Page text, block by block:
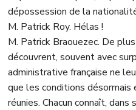
dépossession de la
M. Patrick Roy. Hélas !
M. Patrick Braouezec. De
découvrent, souvent avec
administrative française ne
que les conditions
réunies. Chacun connaît,